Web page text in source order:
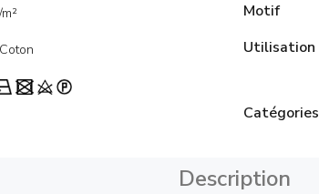
Motif
Utilisation
Catégories
Description